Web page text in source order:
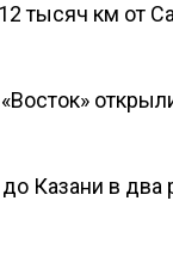
тысяч км от
Казани в два